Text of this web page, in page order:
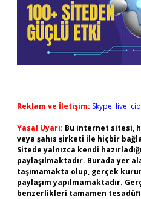
Reklam ve İletişim: Skype:
Yasal Uyarı: Bu internet sitesi,
veya şahıs şirketi ile hiçbir
Sitede yalnızca kendi
paylaşılmaktadır. Burada yer
taşımamakta olup, gerçek
paylaşım yapılmamaktadır.
benzerlikleri tamamen